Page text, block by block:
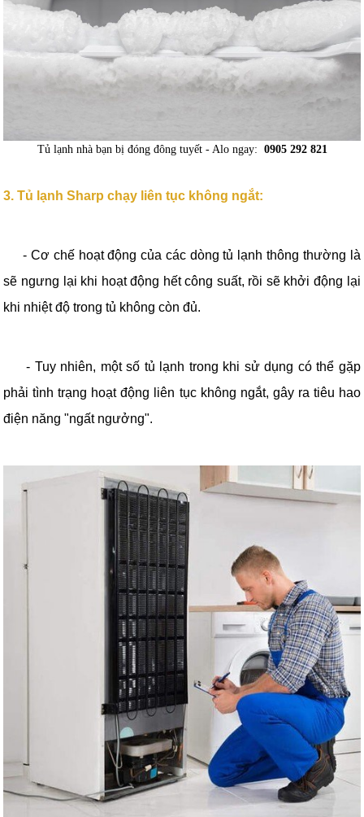
Tủ lạnh nhà bạn bị đóng đông tuyết - Alo ngay: 0905 292 821
3. Tủ lạnh Sharp chạy liên tục không ngắt:
-Cơ chế hoạt động của các dòng tủ lạnh thông thường là
sẽ ngưng lại khi hoạt động hết công suất, rồi sẽ khởi động lại
khi nhiệt độ trong tủ không còn đủ.
- Tuy nhiên, một số tủ lạnh trong khi sử dụng có thể gặp
phải tình trạng hoạt động liên tục không ngắt, gây ra tiêu hao
điện năng "ngất ngưởng".